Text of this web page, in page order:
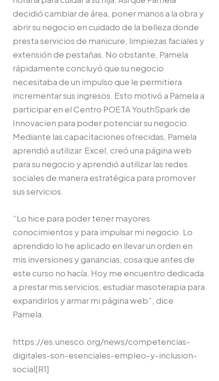
decidió cambiar de área, poner manos a la obra y
abrir su negocio en cuidado de la belleza donde
presta servicios de manicure, limpiezas faciales y
extensión de pestañas. No obstante, Pamela
rápidamente concluyó que su negocio
necesitaba de un impulso que le permitiera
incrementar sus ingresos. Esto motivó a Pamela a
participar en el Centro POETA YouthSpark de
Innovacien para poder potenciar su negocio.
Mediante las capacitaciones ofrecidas, Pamela
aprendió a utilizar Excel, creó una página web
para su negocio y aprendió a utilizar las redes
sociales de manera estratégica para promover
sus servicios.
“Lo hice para poder tener mayores
conocimientos y para impulsar mi negocio. Lo
aprendido lo he aplicado en llevar un orden en
mis inversiones y ganancias, cosa que antes de
este curso no hacía. Hoy me encuentro dedicada
a prestar mis servicios, estudiar masoterapia para
expandirlos y armar mi página web”, dice
Pamela.
https://es.unesco.org/news/competencias-
digitales-son-esenciales-empleo-y-inclusion-
social[R1]